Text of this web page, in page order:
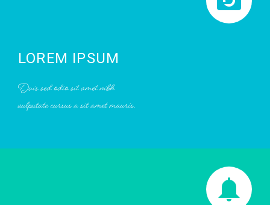
LOREM IPSUM
Duis sed odio sit amet nibh
vulputate cursus a sit amet mauris.